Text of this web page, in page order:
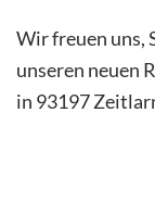
Wir freuen uns,
unseren neuen
in 93197